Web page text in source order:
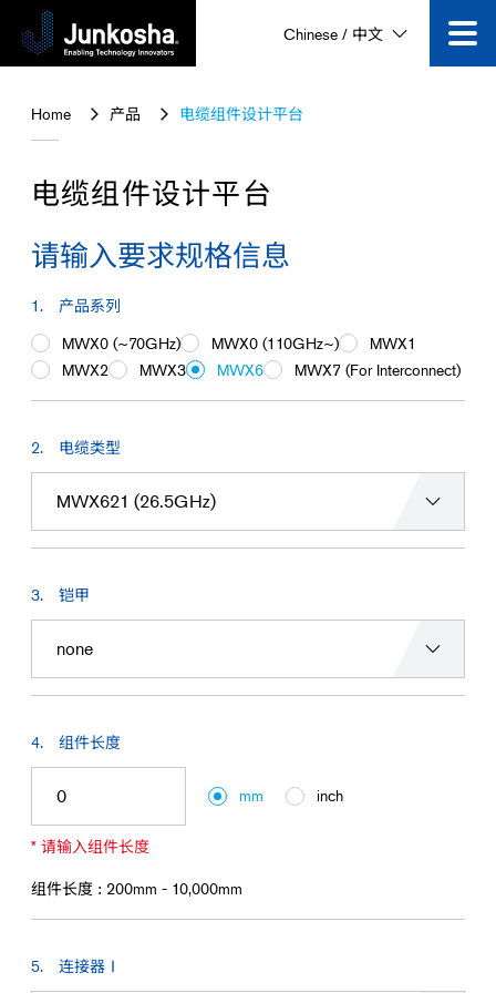
技术创新
产品
企业信息
公司动态
视频专区
查找感兴趣的产品
Chinese / 中文
Home 产品 电缆组件设计平台
电缆组件设计平台
请输入要求规格信息
产品系列
MWX0 (~70GHz)
MWX0 (110GHz~)
MWX1
MWX2
MWX3 MWX6 MWX7 (For Interconnect)
电缆类型
铠甲
组件长度
mm inch
* 请输入组件长度
组件长度 : 200mm - 10,000mm
连接器Ⅰ